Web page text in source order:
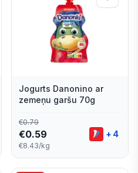
Jogurts Danonino ar
zemeņu garšu 70g
€0.79
€0.59
€8.43/kg
+ 4